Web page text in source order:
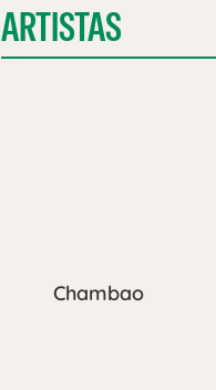
ARTISTAS
Chambao